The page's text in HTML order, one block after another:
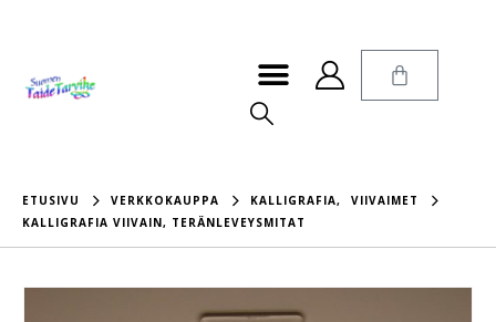
ETUSIVU VERKKOKAUPPA KALLIGRAFIA,
VIIVAIMET
KALLIGRAFIA VIIVAIN, TERÄNLEVEYSMITAT